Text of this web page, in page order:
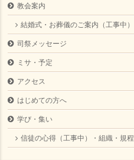
教会案内
結婚式・お葬儀のご案内（工事中）
司祭メッセージ
ミサ・予定
アクセス
はじめての方へ
学び・集い
信徒の心得（工事中）・組織・規程